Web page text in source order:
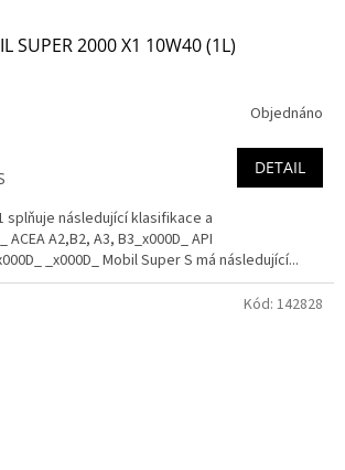
SUPER 2000 X1 10W40 (1L)
Objednáno
DETAIL
splňuje následující klasifikace a
A2,B2, A3, B3_x000D_ API
_x000D_ Mobil Super S má následující...
Kód: 142828